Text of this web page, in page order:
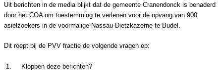
Uit berichten in de media blijkt dat de gemeente Cranendonck is benaderd
door het COA om toestemming te verlenen voor de opvang van 900
asielzoekers in de voormalige Nassau-Dietzkazerne te Budel.
Dit roept bij de PVV fractie de volgende vragen op:
Kloppen deze berichten?